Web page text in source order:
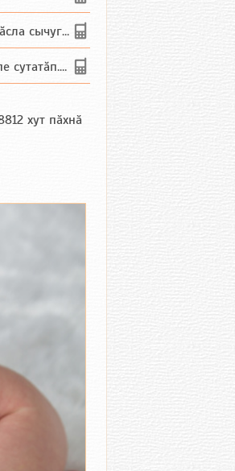
сычуг) ...
Ха...
хут пӑхнӑ